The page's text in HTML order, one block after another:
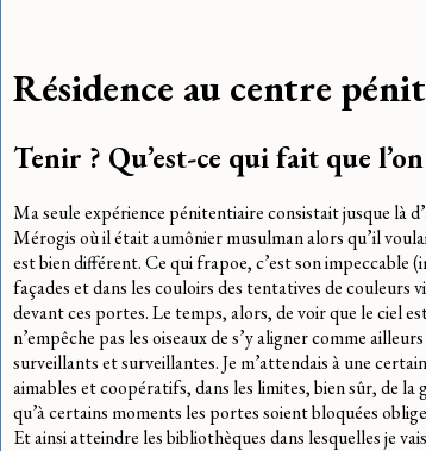
Résidence au centre
Tenir ? Qu’est-ce qui fait que
Ma seule expérience pénitentiaire consistait jusque là
Mérogis où il était aumônier musulman alors qu’il
est bien différent. Ce qui frapoe, c’est son impeccable
façades et dans les couloirs des tentatives de
devant ces portes. Le temps, alors, de voir que le ciel
n’empêche pas les oiseaux de s’y aligner comme
surveillants et surveillantes. Je m’attendais à une
aimables et coopératifs, dans les limites, bien sûr, de
qu’à certains moments les portes soient bloquées
Et ainsi atteindre les bibliothèques dans lesquelles je